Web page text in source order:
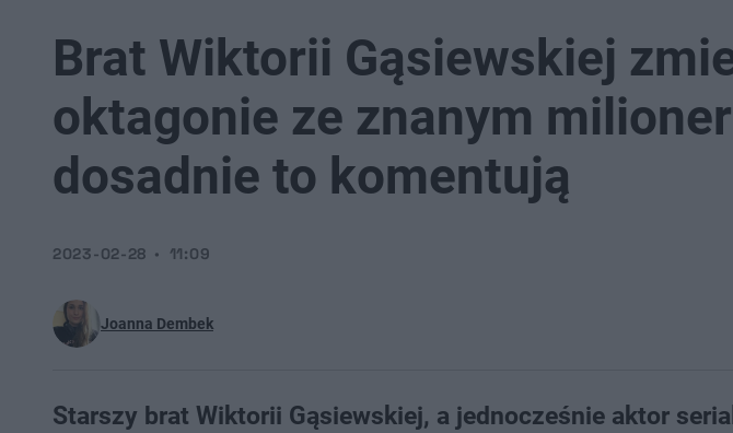
Brat Wiktorii Gąsiewskiej
oktagonie ze znanym
dosadnie to komentują
Joanna Dembek
2023-02-28 11:09
Starszy brat Wiktorii Gąsiewskiej, a jednocześnie aktor